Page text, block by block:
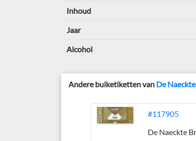
Inhoud
Jaar
Alcohol
Andere buiketiketten van De
#117905
De Naeckte